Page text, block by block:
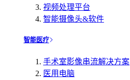
视频处理平台
智能摄像头&软件
智能医疗
手术室影像串流解决方案
医用电脑